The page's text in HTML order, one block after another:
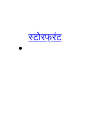
स्टोरफ्रंट